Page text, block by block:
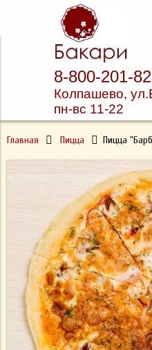
8-800-201-
Колпашево, ул.
пн-вс 11-22
Доставка
Главная Пицца Пицца